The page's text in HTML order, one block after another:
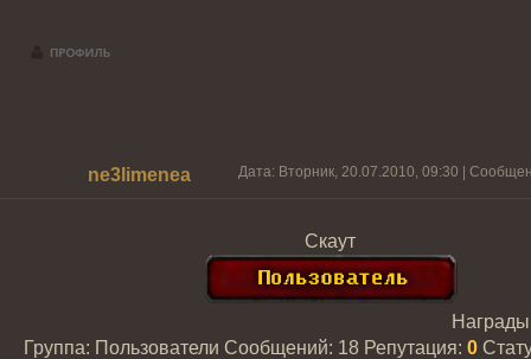
ne3limenea Дата: Вторник, 20.07.2010, 09:30 |
Скаут
Группа: Пользователи Сообщений: 18 Репутация: 0